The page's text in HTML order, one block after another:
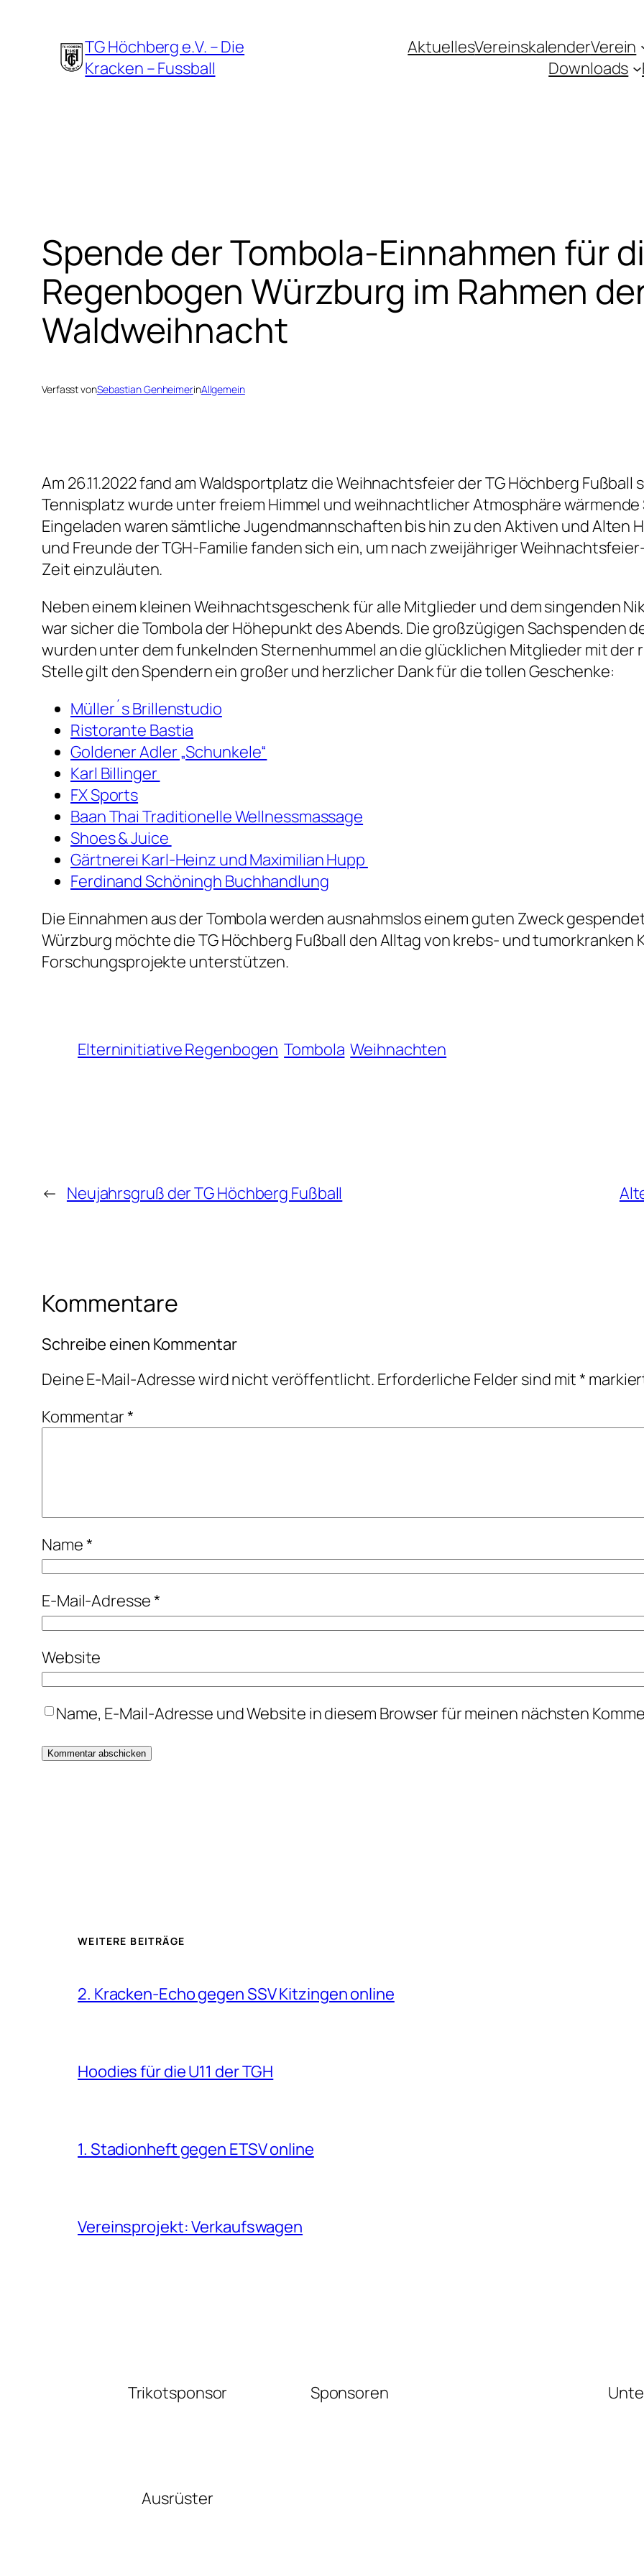
springen
TG Höchberg e.V. – Die
Kracken – Fussball
AktuellesVereinskalenderVerein
Downloads
Spende der Tombola-Einnahmen für
Regenbogen Würzburg im Rahmen
Waldweihnacht
Verfasst vonSebastian GenheimerinAllgemein
Am 26.11.2022 fand am Waldsportplatz die Weihnachtsfeier der TG Höchberg
Tennisplatz wurde unter freiem Himmel und weihnachtlicher Atmosphäre
Eingeladen waren sämtliche Jugendmannschaften bis hin zu den Aktiven und Alten
und Freunde der TGH-Familie fanden sich ein, um nach zweijähriger
Zeit einzuläuten.
Neben einem kleinen Weihnachtsgeschenk für alle Mitglieder und dem singenden
war sicher die Tombola der Höhepunkt des Abends. Die großzügigen Sachspenden
wurden unter dem funkelnden Sternenhummel an die glücklichen Mitglieder mit
Stelle gilt den Spendern ein großer und herzlicher Dank für die tollen Geschenke:
Müller´s Brillenstudio
Ristorante Bastia
Goldener Adler „Schunkele“
Karl Billinger
FX Sports
Baan Thai Traditionelle Wellnessmassage
Shoes & Juice
Gärtnerei Karl-Heinz und Maximilian Hupp
Ferdinand Schöningh Buchhandlung
Die Einnahmen aus der Tombola werden ausnahmslos einem guten Zweck
Würzburg möchte die TG Höchberg Fußball den Alltag von krebs- und tumorkranken
Forschungsprojekte unterstützen.
Elterninitiative Regenbogen Tombola Weihnachten
← Neujahrsgruß der TG Höchberg Fußball
Kommentare
Schreibe einen Kommentar
Deine E-Mail-Adresse wird nicht veröffentlicht. Erforderliche Felder sind mit*
Kommentar*
Name*
E-Mail-Adresse*
Website
Name, E-Mail-Adresse und Website in diesem Browser für meinen nächsten
WEITERE BEITRÄGE
2. Kracken-Echo gegen SSV Kitzingen online
Hoodies für die U11 der TGH
1. Stadionheft gegen ETSV online
Vereinsprojekt: Verkaufswagen
Trikotsponsor
Ausrüster
Sponsoren